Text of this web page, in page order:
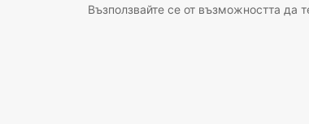
Възползвайте се от възможността да